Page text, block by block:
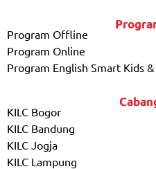
Program Offline
Program Online
Program English Smart Kids
KILC Bogor
KILC Bandung
KILC Jogja
KILC Lampung